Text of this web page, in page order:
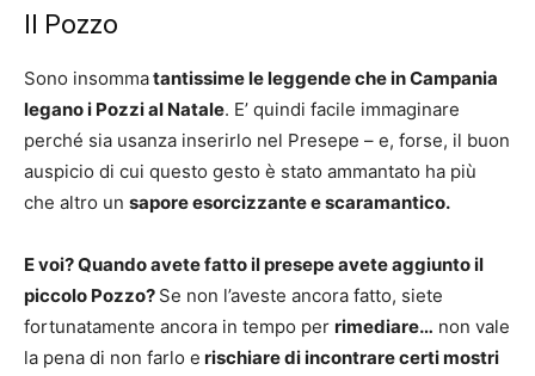
Il Pozzo
Sono insommatantissime le leggende che in Campania
legano i Pozzi al Natale. E’ quindi facile immaginare
perché sia usanza inserirlo nel Presepe – e, forse, il buon
auspicio di cui questo gesto è stato ammantato ha più
che altro un sapore esorcizzante e scaramantico.
E voi? Quando avete fatto il presepe avete aggiunto il
piccolo Pozzo? Se non l’aveste ancora fatto, siete
fortunatamente ancora in tempo per rimediare… non vale
la pena di non farlo e rischiare di incontrare certi mostri